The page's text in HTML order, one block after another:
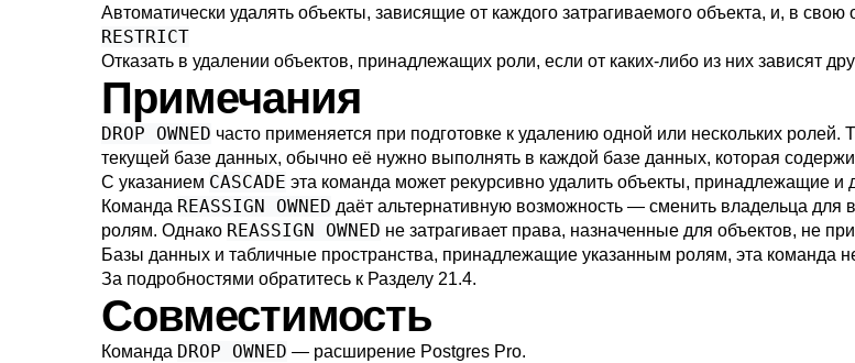
Автоматически удалять объекты, зависящие от каждого затрагиваемого объекта, и, в
RESTRICT
Отказать в удалении объектов, принадлежащих роли, если от каких-либо из них зависят
Примечания
DROP OWNED часто применяется при подготовке к удалению одной или нескольких ролей.
текущей базе данных, обычно её нужно выполнять в каждой базе данных, которая
С указанием CASCADE эта команда может рекурсивно удалить объекты, принадлежащие и
Команда REASSIGN OWNED даёт альтернативную возможность — сменить владельца
ролям. Однако REASSIGN OWNED не затрагивает права, назначенные для объектов, не
Базы данных и табличные пространства, принадлежащие указанным ролям, эта команда
За подробностями обратитесь к Разделу 21.4.
Совместимость
Команда DROP OWNED — расширение Postgres Pro.